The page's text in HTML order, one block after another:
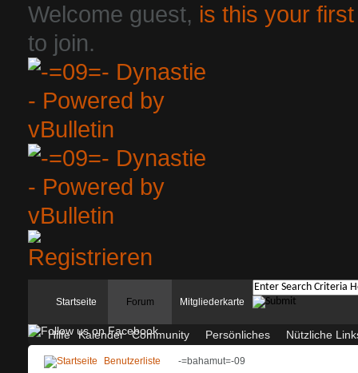
Welcome guest, is this your
to join.
Startseite Forum
Hilfe Kalender Community Persönliches Nützliche
Mitgliederkarte
Benutzerliste -=bahamut=-09